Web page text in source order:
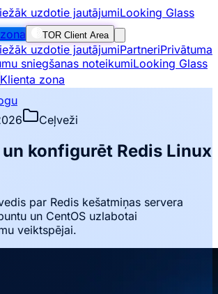
uzdotie jautājumiLooking Glass
TOR Client Area
uzdotie jautājumiPartneriPrivātuma
sniegšanas noteikumiLooking Glass
Klienta zona
Ceļveži
konfigurēt Redis Linux
par Redis kešatmiņas servera
un CentOS uzlabotai
veiktspējai.